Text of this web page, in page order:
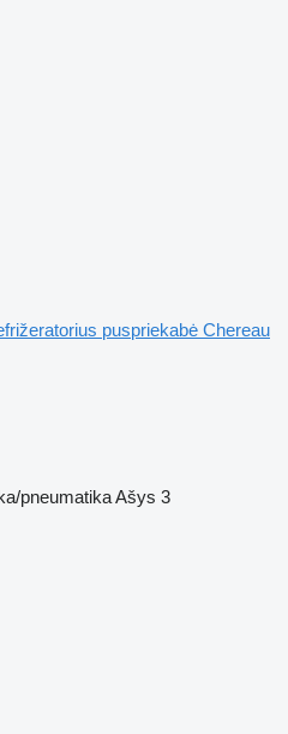
puspriekabė Chereau
pneumatikaAšys 3